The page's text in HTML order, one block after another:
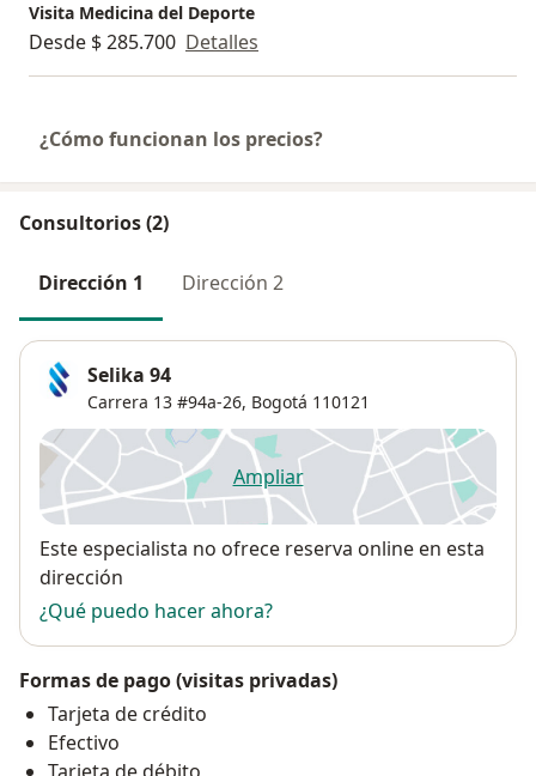
Visita Medicina del Deporte
Desde $ 285.700 Detalles
¿Cómo funcionan los precios?
Consultorios (2)
Dirección 1 Dirección 2
Selika 94
Carrera 13 #94a-26, Bogotá 110121
Ampliarse abre en una nueva
Disponibilidad
Este especialista no ofrece reserva online en esta
dirección
¿Qué puedo hacer ahora?
Formas de pago (visitas privadas)
Tarjeta de crédito
Efectivo